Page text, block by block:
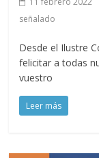
señalado
Desde el Ilustre
felicitar a todas
vuestro
Leer más